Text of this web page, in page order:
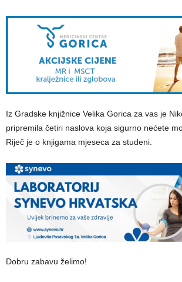
Iz Gradske knjižnice Velika Gorica za vas je
pripremila četiri naslova koja sigurno nećete
Riječ je o knjigama mjeseca za studeni.
Dobru zabavu želimo!